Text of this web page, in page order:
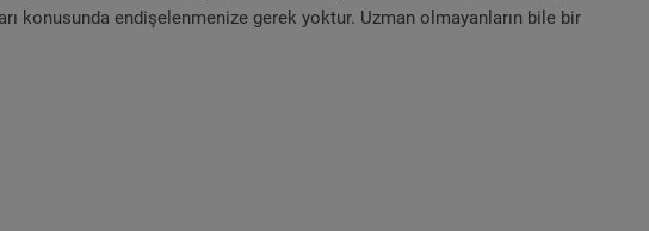
konusunda endişelenmenize gerek yoktur. Uzman olmayanların bile bir